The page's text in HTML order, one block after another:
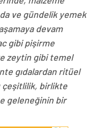
ve gündelik yemek
devam
gibi pişirme
zeytin gibi temel
gıdalardan ritüel
çeşitlilik, birlikte
geleneğinin bir